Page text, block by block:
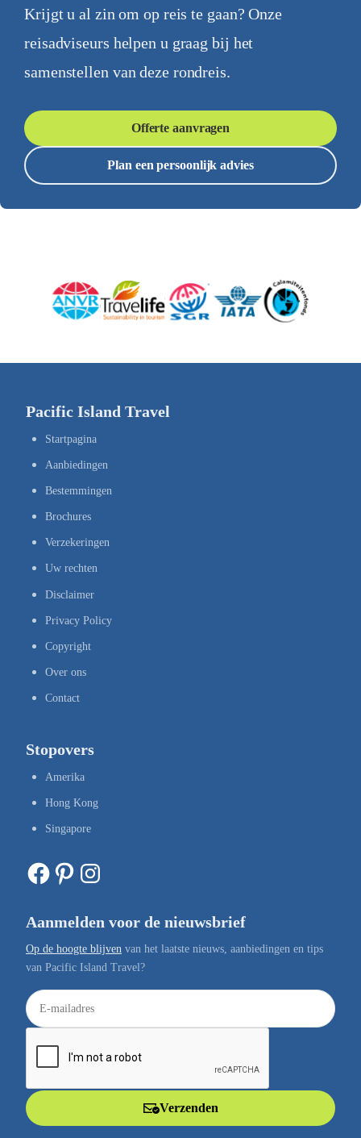
Krijgt u al zin om op reis te gaan? Onze
reisadviseurs helpen u graag bij het
samenstellen van deze rondreis.
Offerte aanvragen
Plan een persoonlijk advies
Pacific Island Travel
Startpagina
Aanbiedingen
Bestemmingen
Brochures
Verzekeringen
Uw rechten
Disclaimer
Privacy Policy
Copyright
Over ons
Contact
Stopovers
Amerika
Hong Kong
Singapore
Facebook Pinterest Instagram
Aanmelden voor de nieuwsbrief
Op de hoogte blijven van het laatste nieuws, aanbiedingen en tips
van Pacific Island Travel?
E
-
a
Verzenden